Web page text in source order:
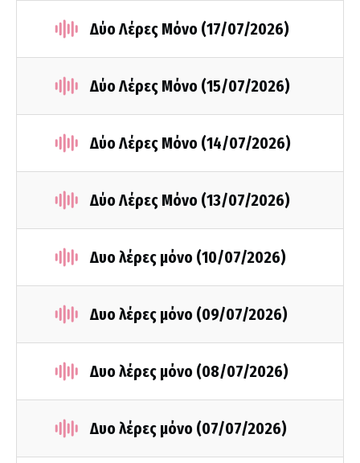
Δύο Λέρες Μόνο (17/07/2026)
Δύο Λέρες Μόνο (15/07/2026)
Δύο Λέρες Μόνο (14/07/2026)
Δύο Λέρες Μόνο (13/07/2026)
Δυο λέρες μόνο (10/07/2026)
Δυο λέρες μόνο (09/07/2026)
Δυο λέρες μόνο (08/07/2026)
Δυο λέρες μόνο (07/07/2026)